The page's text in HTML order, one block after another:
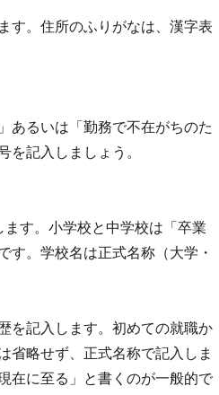
す。住所のふりがなは、漢字表
あるいは「勤務で不在がちのた
を記入しましょう。
す。小学校と中学校は「卒業
す。学校名は正式名称（大学・
を記入します。初めての就職か
省略せず、正式名称で記入しま
在に至る」と書くのが一般的で